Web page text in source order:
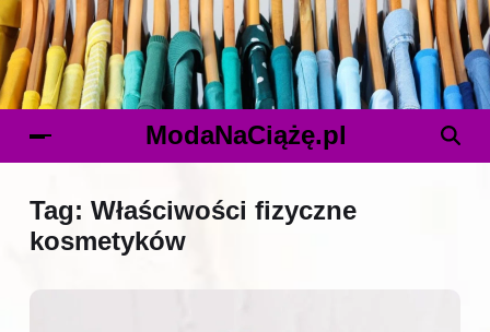
ModaNaCiążę.pl
Tag: Właściwości fizyczne
kosmetyków